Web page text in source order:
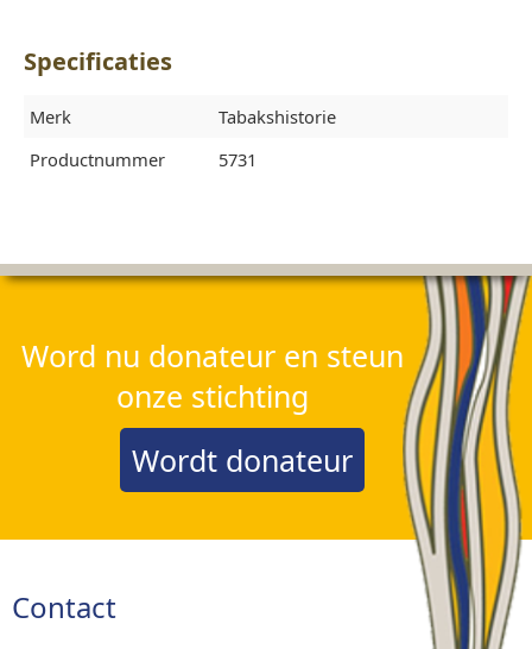
Specificaties
Merk
Tabakshistorie
Productnummer
5731
Word nu donateur en steun
onze stichting
Wordt donateur
Contact